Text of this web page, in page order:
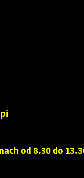
od 8.30 do